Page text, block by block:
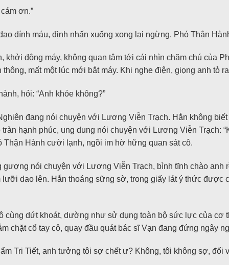
ơn.”
dính máu, định nhấn xuống xong lại ngừng. Phó Thận
khởi động máy, không quan tâm tới cái nhìn chăm chú của
mất một lúc mới bắt máy. Khi nghe điện, giọng anh tỏ
hỏi: “Anh khỏe không?”
đang nói chuyện với Lương Viễn Trạch. Hắn không
hạnh phúc, ung dung nói chuyện với Lương Viễn Trạch:
Thận Hành cười lạnh, ngồi im hờ hững quan sát cô.
nói chuyện với Lương Viễn Trạch, bình tĩnh chào anh
dao lên. Hắn thoáng sững sờ, trong giấy lát ý thức được
cùng dứt khoát, dường như sử dụng toàn bộ sức lực của cơ
chặt cổ tay cô, quay đầu quát bác sĩ Vạn đang đứng ngây
Tri Tiết, anh tưởng tôi sợ chết ư? Không, tôi không sợ, đối